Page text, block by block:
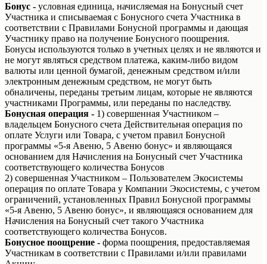
Бонус - условная единица, начисляемая на Бонусный счет
Участника и списываемая с Бонусного счета Участника в
соответствии с Правилами Бонусной программы и дающая
Участнику право на получение Бонусного поощрения.
Бонусы используются только в учетных целях и не являются и
не могут являться средством платежа, каким-либо видом
валюты или ценной бумагой, денежным средством и/или
электронным денежным средством, не могут быть
обналичены, переданы третьим лицам, которые не являются
участниками Программы, или переданы по наследству.
Бонусная операция - 1) совершенная Участником –
владельцем Бонусного счета Действительная операция по
оплате Услуги или Товара, с учетом правил Бонусной
программы «5-я Авеню, 5 Авеню бонус» и являющаяся
основанием для Начисления на Бонусный счет Участника
соответствующего количества Бонусов
2) совершенная Участником – Пользователем Экосистемы
операция по оплате Товара у Компании Экосистемы, с учетом
ограничений, установленных Правил Бонусной программы
«5-я Авеню, 5 Авеню бонус», и являющаяся основанием для
Начисления на Бонусный счет такого Участника
соответствующего количества Бонусов.
Бонусное поощрение - форма поощрения, предоставляемая
Участникам в соответствии с Правилами и/или правилами